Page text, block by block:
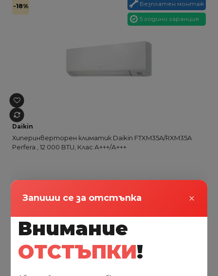
-18% Безплатен монтаж
5 години гаранция
Daikin
Хиперинверторен климатик Daikin FTXM35A/RXM35A
Perfera , 12 000 BTU, Клас А+++/А+++
3109.77 лв. 3813.87 лв.
-12%
Запиши се за отстъпка ×
Внимание
ОТСТЪПКИ!